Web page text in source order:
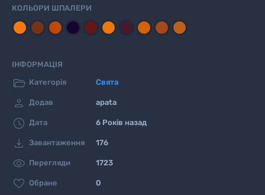
КОЛЬОРИ ШПАЛЕРИ
ІНФОРМАЦІЯ
 Категорія Свята
 Додав apata
 Дата 6 Років назад
 Завантаження 176
 Перегляди 1723
 Обране 0